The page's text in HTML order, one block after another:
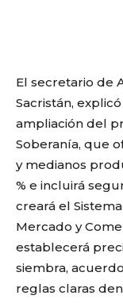
El secretario de
Sacristán,
ampliación del
Soberanía, que
y medianos
% e incluirá
creará el
Mercado y
establecerá
siembra,
reglas claras